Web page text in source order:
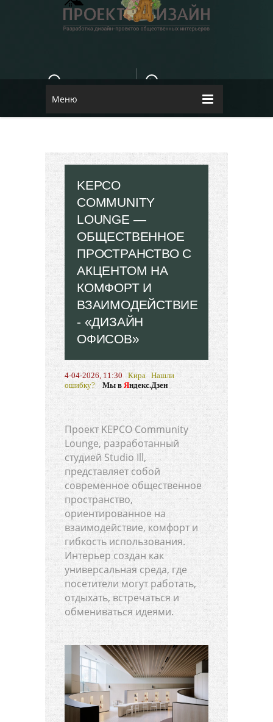
КОНТАКТЫ
E-MAIL
Меню
KEPCO
COMMUNITY
LOUNGE —
ОБЩЕСТВЕННОЕ
ПРОСТРАНСТВО С
АКЦЕНТОМ НА
КОМФОРТ И
ВЗАИМОДЕЙСТВИЕ
- «ДИЗАЙН
ОФИСОВ»
4-04-2026, 11:30 Кира Нашли
ошибку?
Мы в Яндекс.Дзен
Проект KEPCO Community
Lounge, разработанный
студией Studio Ill,
представляет собой
современное общественное
пространство,
ориентированное на
взаимодействие, комфорт и
гибкость использования.
Интерьер создан как
универсальная среда, где
посетители могут работать,
отдыхать, встречаться и
обмениваться идеями.